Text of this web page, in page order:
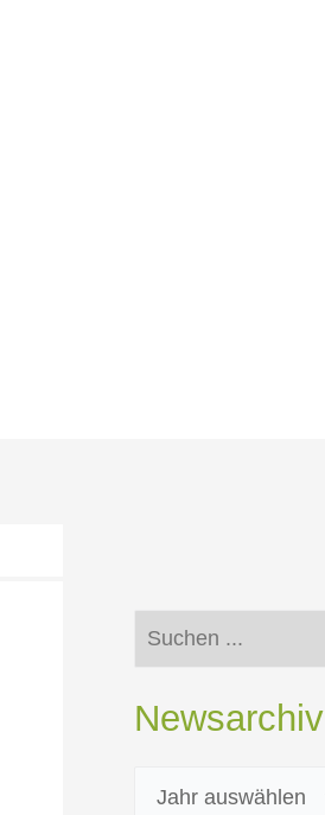
Suchen
Newsarchiv